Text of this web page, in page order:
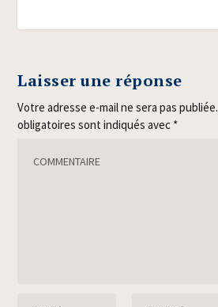
Laisser une réponse
Votre adresse e-mail ne sera pas publiée.
obligatoires sont indiqués avec *